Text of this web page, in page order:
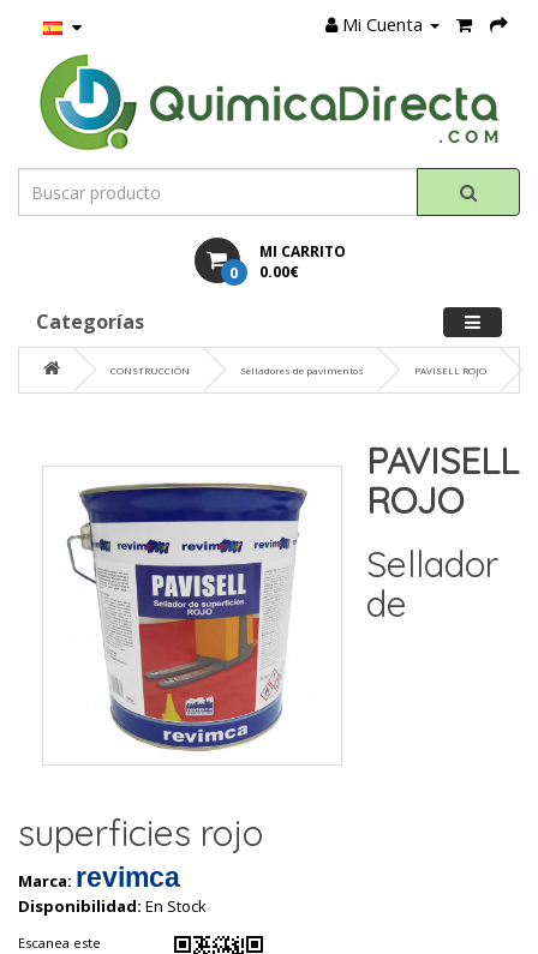
Mi Cuenta
MI CARRITO
0 0.00€
Categorías
CONSTRUCCIÓN Selladores de pavimentos PAVISELL ROJO
PAVISELL
ROJO
Sellador
de
superficies rojo
Marca: revimca
Disponibilidad: En Stock
Escanea este